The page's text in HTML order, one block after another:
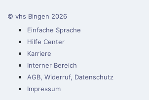
© vhs Bingen 2026
Einfache Sprache
Hilfe Center
Karriere
Interner Bereich
AGB, Widerruf, Datenschutz
Impressum